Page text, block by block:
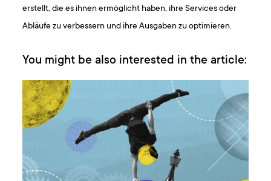
erstellt, die es ihnen ermöglicht haben, ihre Services oder
Abläufe zu verbessern und ihre Ausgaben zu optimieren.
You might be also interested in the article: